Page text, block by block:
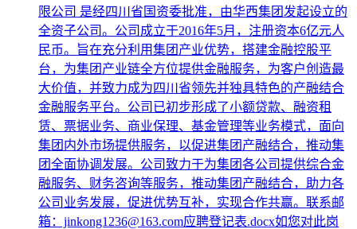
限公司 是经四川省国资委批准，由华西集团发起设立的
全资子公司。公司成立于2016年5月，注册资本6亿元人
民币。旨在充分利用集团产业优势，搭建金融控股平
台，为集团产业链全方位提供金融服务，为客户创造最
大价值，并致力成为四川省领先并独具特色的产融结合
金融服务平台。公司已初步形成了小额贷款、融资租
赁、票据业务、商业保理、基金管理等业务模式，面向
集团内外市场提供服务，以促进集团产融结合，推动集
团全面协调发展。公司致力于为集团各公司提供综合金
融服务、财务咨询等服务，推动集团产融结合，助力各
公司业务发展，促进优势互补，实现合作共赢。联系邮
箱：jinkong1236@163.com应聘登记表.docx如您对此岗